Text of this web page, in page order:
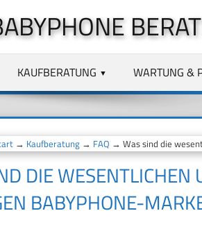
KAUFBERATUNG WARTUNG &
→ Kaufberatung→ FAQ → Was sind die
DIE WESENTLICHEN
BABYPHONE-